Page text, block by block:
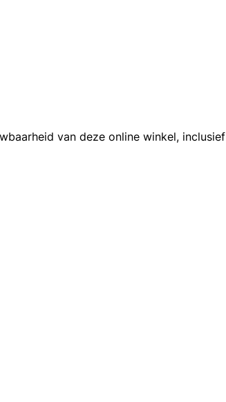
van deze online winkel, inclusief